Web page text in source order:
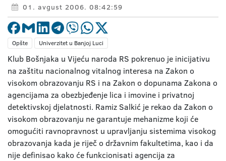
01. avgust 2006. 08:42:59
Opšte Univerzitet u Banjoj Luci
Klub Bošnjaka u Vijeću naroda RS pokrenuo je inicijativu
na zaštitu nacionalnog vitalnog interesa na Zakon o
visokom obrazovanju RS i na Zakon o dopunama Zakona o
agencijama za obezbjeđenje lica i imovine i privatnoj
detektivskoj djelatnosti. Ramiz Salkić je rekao da Zakon o
visokom obrazovanju ne garantuje mehanizme koji će
omogućiti ravnopravnost u upravljanju sistemima visokog
obrazovanja kada je riječ o državnim fakultetima, kao i da
nije definisao kako će funkcionisati agencija za